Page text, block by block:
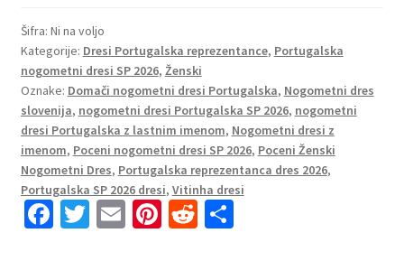
Nogometni
dresi
z
imenom
Vitinha
#23
Ženski
količina
Šifra: Ni na voljo
Kategorije: Dresi Portugalska reprezentance, Portugalska
nogometni dresi SP 2026, Ženski
Oznake: Domači nogometni dresi Portugalska, Nogometni dres
slovenija, nogometni dresi Portugalska SP 2026, nogometni
dresi Portugalska z lastnim imenom, Nogometni dresi z
imenom, Poceni nogometni dresi SP 2026, Poceni Ženski
Nogometni Dres, Portugalska reprezentanca dres 2026,
Portugalska SP 2026 dresi, Vitinha dresi
Fa T E Pi R S